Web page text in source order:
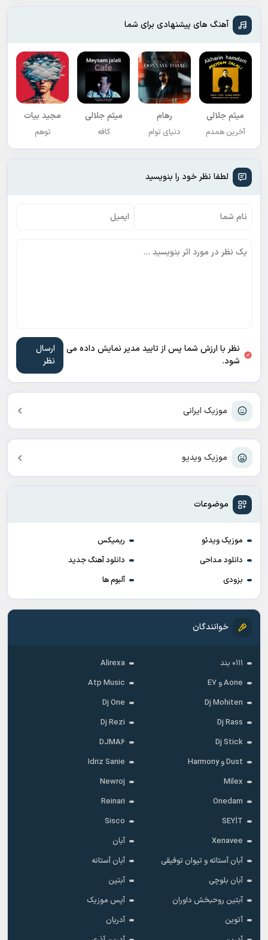
موزیک ایرانی
موزیک ویدیو
موضوعات
موزیک ویدئو
ریمیکس
دانلود مداحی
دانلود آهنگ جدید
بزودی
آلبوم ها
خوانندگان
۰۱۱۱ بند
Alirexa
Aone و E7
Atp Music
Dj Mohiten
Dj One
Dj Rass
Dj Rezi
Dj Stick
DJMA6
Dust و Harmony
Idriz Sanie
Milex
Newroj
Onedam
Reinari
SEYİT
Sisco
Xenavee
آبان
آبان آستاته و تیوان توفیقی
آبان آستانه
آبان بلوچی
آبتین
آبتین روحبخش داوران
آپس موزیک
آتوین
آدریان
آهنگ های پیشنهادی برای شما
میثم جلالی
آخرین همدم
رهام
دنیای توام
میثم جلالی
کافه
مجید بیات
توهم
لطفا نظر خود را بنویسید
نظر با ارزش شما پس از تایید مدیر نمایش داده می
شود.